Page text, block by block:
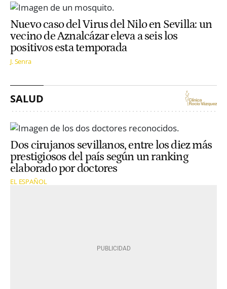
Nuevo caso del Virus del Nilo en Sevilla: un
vecino de Aznalcázar eleva a seis los
positivos esta temporada
J. Senra
SALUD
Dos cirujanos sevillanos, entre los diez más
prestigiosos del país según un ranking
elaborado por doctores
EL ESPAÑOL